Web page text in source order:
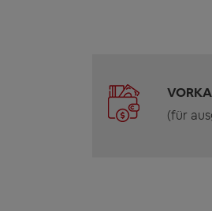
(für